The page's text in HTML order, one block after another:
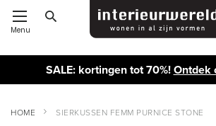
Menu
SALE: kortingen tot 70%!Ontdek
HOME SIERKUSSEN FEMM PURNICE STONE